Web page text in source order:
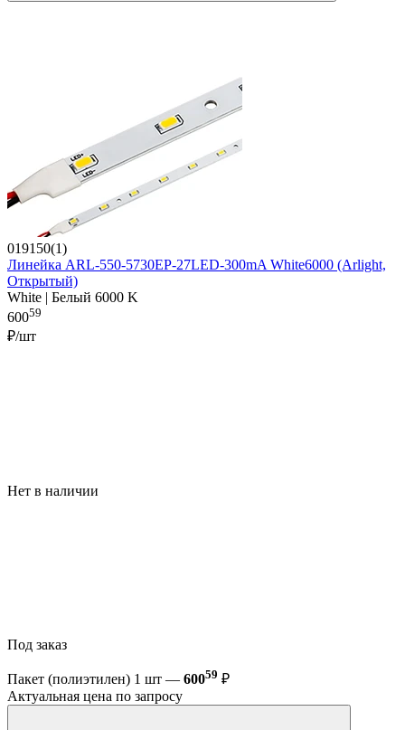
019150(1)
Линейка ARL-550-5730EP-27LED-300mA White6000 (Arlight,
Открытый)
White | Белый 6000 K
60059
₽/шт
Нет в наличии
Под заказ
Пакет (полиэтилен) 1 шт — 60059 ₽
Актуальная цена по запросу